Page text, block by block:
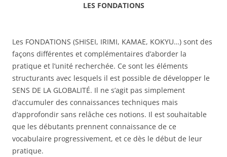
LES FONDATIONS
Les FONDATIONS (SHISEI, IRIMI, KAMAE, KOKYU…) sont des
façons différentes et complémentaires d’aborder la
pratique et l’unité recherchée. Ce sont les éléments
structurants avec lesquels il est possible de développer le
SENS DE LA GLOBALITÉ. Il ne s’agit pas simplement
d’accumuler des connaissances techniques mais
d’approfondir sans relâche ces notions. Il est souhaitable
que les débutants prennent connaissance de ce
vocabulaire progressivement, et ce dès le début de leur
pratique.